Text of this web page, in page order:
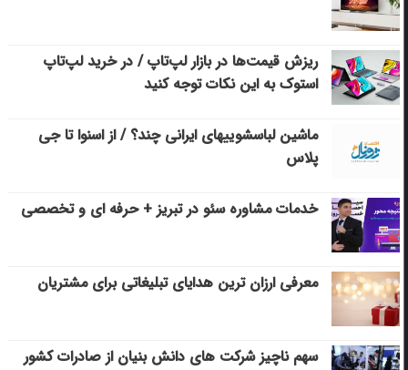
ریزش قیمت‌ها در بازار لپ‌تاپ / در خرید لپ‌تاپ
استوک به این نکات توجه کنید
ماشین لباسشویی‎های ایرانی چند؟ / از اسنوا تا جی
پلاس
خدمات مشاوره سئو در تبریز + حرفه ای و تخصصی
معرفی ارزان ترین هدایای تبلیغاتی برای مشتریان
سهم ناچیز شرکت های دانش بنیان از صادرات کشور